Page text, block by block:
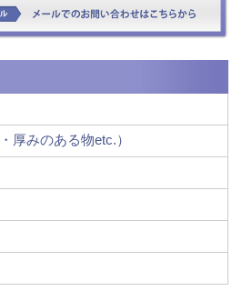
厚みのある物etc.）